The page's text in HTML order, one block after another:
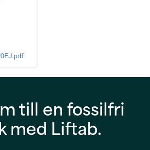
till en fossilfri
med Liftab.